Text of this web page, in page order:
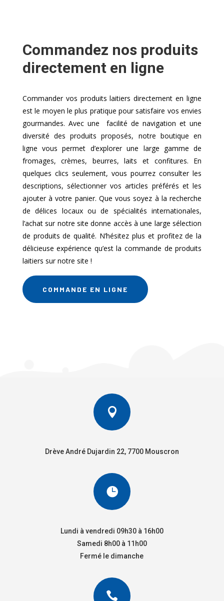
Commandez nos produits
directement en ligne
Commander vos produits laitiers directement en ligne
est le moyen le plus pratique pour satisfaire vos envies
gourmandes. Avec une facilité de navigation et une
diversité des produits proposés, notre boutique en
ligne vous permet d’explorer une large gamme de
fromages, crèmes, beurres, laits et confitures. En
quelques clics seulement, vous pourrez consulter les
descriptions, sélectionner vos articles préférés et les
ajouter à votre panier. Que vous soyez à la recherche
de délices locaux ou de spécialités internationales,
l’achat sur notre site donne accès à une large sélection
de produits de qualité. N’hésitez plus et profitez de la
délicieuse expérience qu’est la commande de produits
laitiers sur notre site !
COMMANDE EN LIGNE

Drève André Dujardin 22, 7700 Mouscron

Lundi à vendredi 09h30 à 16h00
Samedi 8h00 à 11h00
Fermé le dimanche
